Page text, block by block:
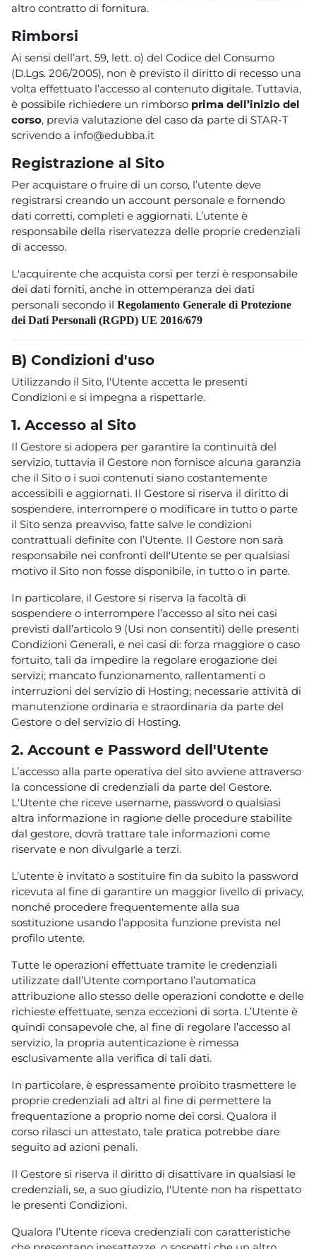
altro contratto di fornitura.
Rimborsi
Ai sensi dell’art. 59, lett. o) del Codice del Consumo
(D.Lgs. 206/2005), non è previsto il diritto di recesso una
volta effettuato l’accesso al contenuto digitale. Tuttavia,
è possibile richiedere un rimborso prima dell’inizio del
corso, previa valutazione del caso da parte di STAR-T
scrivendo a info@edubba.it
Registrazione al Sito
Per acquistare o fruire di un corso, l’utente deve
registrarsi creando un account personale e fornendo
dati corretti, completi e aggiornati. L’utente è
responsabile della riservatezza delle proprie credenziali
di accesso.
L'acquirente che acquista corsi per terzi è responsabile
dei dati forniti, anche in ottemperanza dei dati
personali secondo il Regolamento Generale di Protezione
dei Dati Personali (RGPD) UE 2016/679
B) Condizioni d'uso
Utilizzando il Sito, l'Utente accetta le presenti
Condizioni e si impegna a rispettarle.
1. Accesso al Sito
Il Gestore si adopera per garantire la continuità del
servizio, tuttavia il Gestore non fornisce alcuna garanzia
che il Sito o i suoi contenuti siano costantemente
accessibili e aggiornati. Il Gestore si riserva il diritto di
sospendere, interrompere o modificare in tutto o parte
il Sito senza preavviso, fatte salve le condizioni
contrattuali definite con l’Utente. Il Gestore non sarà
responsabile nei confronti dell'Utente se per qualsiasi
motivo il Sito non fosse disponibile, in tutto o in parte.
In particolare, il Gestore si riserva la facoltà di
sospendere o interrompere l’accesso al sito nei casi
previsti dall’articolo 9 (Usi non consentiti) delle presenti
Condizioni Generali, e nei casi di: forza maggiore o caso
fortuito, tali da impedire la regolare erogazione dei
servizi; mancato funzionamento, rallentamenti o
interruzioni del servizio di Hosting; necessarie attività di
manutenzione ordinaria e straordinaria da parte del
Gestore o del servizio di Hosting.
2. Account e Password dell'Utente
L’accesso alla parte operativa del sito avviene attraverso
la concessione di credenziali da parte del Gestore.
L'Utente che riceve username, password o qualsiasi
altra informazione in ragione delle procedure stabilite
dal gestore, dovrà trattare tale informazioni come
riservate e non divulgarle a terzi.
L’utente è invitato a sostituire fin da subito la password
ricevuta al fine di garantire un maggior livello di privacy,
nonché procedere frequentemente alla sua
sostituzione usando l’apposita funzione prevista nel
profilo utente.
Tutte le operazioni effettuate tramite le credenziali
utilizzate dall’Utente comportano l’automatica
attribuzione allo stesso delle operazioni condotte e delle
richieste effettuate, senza eccezioni di sorta. L’Utente è
quindi consapevole che, al fine di regolare l’accesso al
servizio, la propria autenticazione è rimessa
esclusivamente alla verifica di tali dati.
In particolare, è espressamente proibito trasmettere le
proprie credenziali ad altri al fine di permettere la
frequentazione a proprio nome dei corsi. Qualora il
corso rilasci un attestato, tale pratica potrebbe dare
seguito ad azioni penali.
Il Gestore si riserva il diritto di disattivare in qualsiasi le
credenziali, se, a suo giudizio, l'Utente non ha rispettato
le presenti Condizioni.
Qualora l’Utente riceva credenziali con caratteristiche